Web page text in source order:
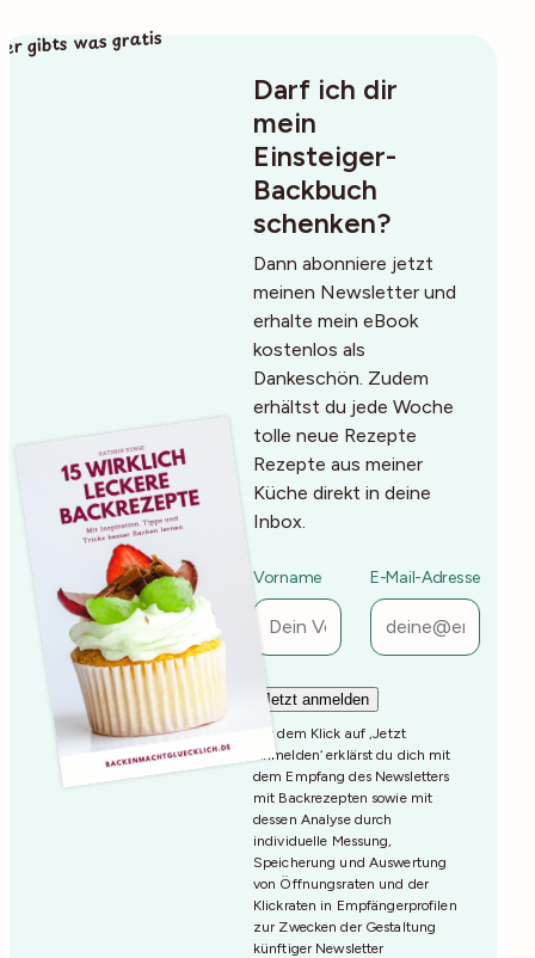
Darf ich dir
mein
Einsteiger-
Backbuch
schenken?
Dann abonniere jetzt
meinen Newsletter und
erhalte mein eBook
kostenlos als
Dankeschön. Zudem
erhältst du jede Woche
tolle neue Rezepte
Rezepte aus meiner
Küche direkt in deine
Inbox.
Vorname E-Mail-Adresse
Mit dem Klick auf ‚Jetzt
Anmelden‘ erklärst du dich mit
dem Empfang des Newsletters
mit Backrezepten sowie mit
dessen Analyse durch
individuelle Messung,
Speicherung und Auswertung
von Öffnungsraten und der
Klickraten in Empfängerprofilen
zur Zwecken der Gestaltung
künftiger Newsletter
gibts was gratis